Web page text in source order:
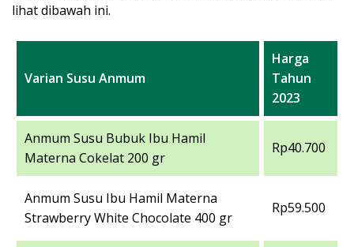
lihat dibawah ini.
Varian Susu Anmum
Harga
Tahun
2023
Anmum Susu Bubuk Ibu Hamil
Materna Cokelat 200 gr
Rp40.700
Anmum Susu Ibu Hamil Materna
Strawberry White Chocolate 400 gr
Rp59.500